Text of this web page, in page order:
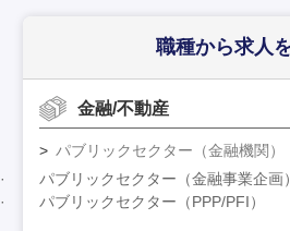
職種から求人
金融/不動産
パブリックセクター（金融機関）
パブリックセクター（金融事業企画）
パブリックセクター（PPP/PFI）